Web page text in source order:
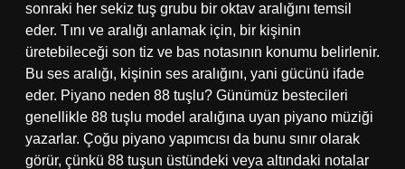
sonraki her sekiz tuş grubu bir oktav aralığını temsil
eder. Tını ve aralığı anlamak için, bir kişinin
üretebileceği son tiz ve bas notasının konumu belirlenir.
Bu ses aralığı, kişinin ses aralığını, yani gücünü ifade
eder. Piyano neden 88 tuşlu? Günümüz bestecileri
genellikle 88 tuşlu model aralığına uyan piyano müziği
yazarlar. Çoğu piyano yapımcısı da bunu sınır olarak
görür, çünkü 88 tuşun üstündeki veya altındaki notalar